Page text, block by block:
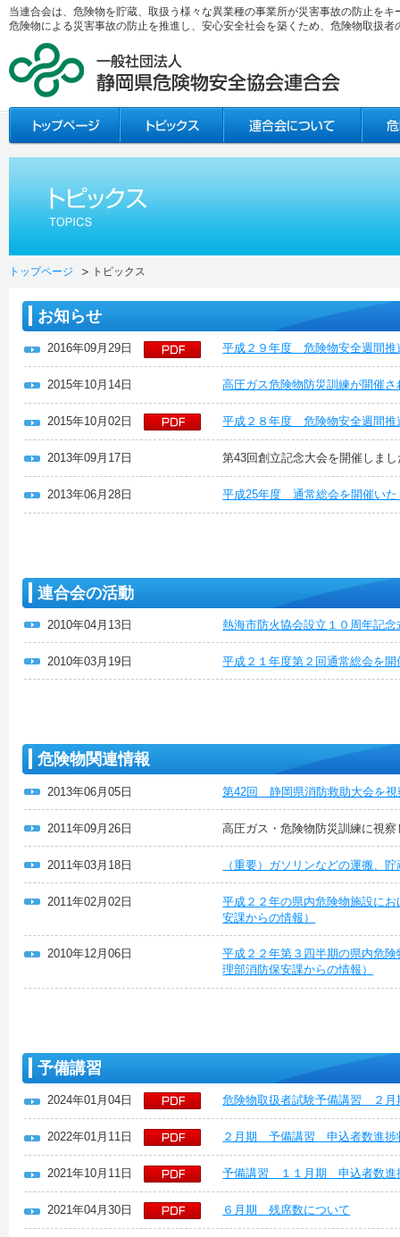
当連合会は、危険物を貯蔵、取扱う様々な異業種の事業所が災害事故の防止を
危険物による災害事故の防止を推進し、安心安全社会を築くため、危険物取扱
トップページ トピックス
お知らせ
2016年09月29日 平成２９年度 危険物安全週間推
2015年10月14日 高圧ガス危険物防災訓練が開催さ
2015年10月02日 平成２８年度 危険物安全週間推
2013年09月17日 第43回創立記念大会を開催しま
2013年06月28日 平成25年度 通常総会を開催いた
連合会の活動
2010年04月13日 熱海市防火協会設立１０周年記
2010年03月19日 平成２１年度第２回通常総会を
危険物関連情報
2013年06月05日 第42回 静岡県消防救助大会を視
2011年09月26日 高圧ガス・危険物防災訓練に視察
2011年03月18日 （重要）ガソリンなどの運搬、
2011年02月02日
平成２２年の県内危険物施設に
安課からの情報）
2010年12月06日
平成２２年第３四半期の県内危
理部消防保安課からの情報）
予備講習
2024年01月04日 危険物取扱者試験予備講習 ２
2022年01月11日 ２月期 予備講習 申込者数進捗
2021年10月11日 予備講習 １１月期 申込者数進
2021年04月30日 ６月期 残席数について